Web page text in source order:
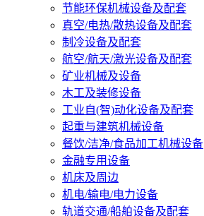
节能环保机械设备及配套
真空/电热/散热设备及配套
制冷设备及配套
航空/航天/激光设备及配套
矿业机械及设备
木工及装修设备
工业自(智)动化设备及配套
起重与建筑机械设备
餐饮/洁净/食品加工机械设备
金融专用设备
机床及周边
机电/输电/电力设备
轨道交通/船舶设备及配套